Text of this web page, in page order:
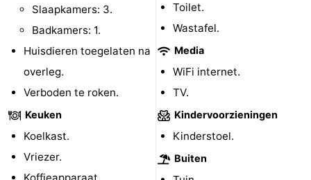
Golfbanen
Surfen
Eten
drinken
Haaientanden
Zeehonden
Evenementen
Praktisch
Slaapkamers: 3.
Badkamers: 1.
Huisdieren toegelaten na
overleg.
Verboden te roken.
Keuken
Koelkast.
Vriezer.
Toilet.
Wastafel.
Media
WiFi internet.
TV.
Kindervoorzieningen
Kinderstoel.
Buiten